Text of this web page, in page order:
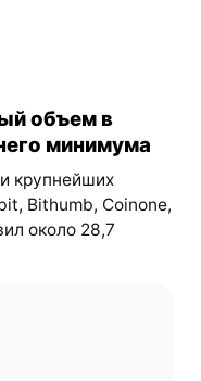
объем в
минимума
крупнейших
Bithumb, Coinone,
около 28,7